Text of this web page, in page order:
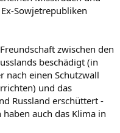
Sowjetrepubliken
zwischen den
beschädigt (in
nach einen Schutzwall
und das
Russland erschüttert -
auch das Klima in